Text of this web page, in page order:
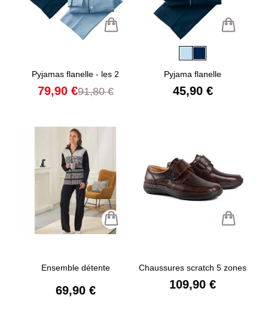
Pyjamas flanelle - les 2
79,90 €91,80 €
Pyjama flanelle
45,90 €
Ensemble détente
69,90 €
Chaussures scratch 5 zones
109,90 €